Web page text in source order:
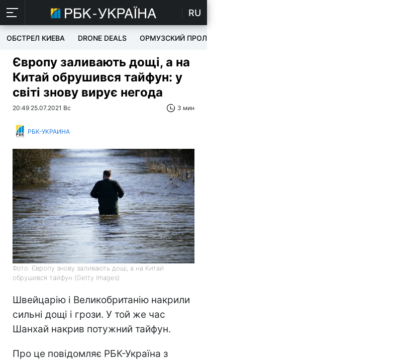
RU
ОБСТРЕЛ КИЕВА DRONE DEALS ОРМУЗСКИЙ ПРОЛИВ
Європу заливають дощі, а на
Китай обрушився тайфун: у
світі знову вирує негода
20:49 25.07.2021 Вс 3 мин
РБК-УКРАИНА
Фото: Європу знову заливають дощі, а на Китай
обрушився тайфун (Getty Images)
Швейцарію і Великобританію накрили
сильні дощі і грози. У той же час
Шанхай накрив потужний тайфун.
Про це повідомляє РБК-Україна з